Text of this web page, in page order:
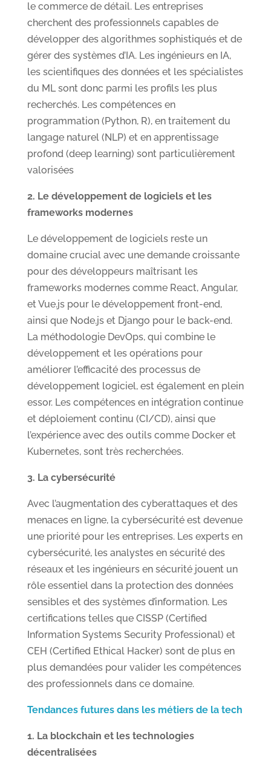
le commerce de détail. Les entreprises
cherchent des professionnels capables de
développer des algorithmes sophistiqués et de
gérer des systèmes d’IA. Les ingénieurs en IA,
les scientifiques des données et les spécialistes
du ML sont donc parmi les profils les plus
recherchés. Les compétences en
programmation (Python, R), en traitement du
langage naturel (NLP) et en apprentissage
profond (deep learning) sont particulièrement
valorisées
2. Le développement de logiciels et les
frameworks modernes
Le développement de logiciels reste un
domaine crucial avec une demande croissante
pour des développeurs maîtrisant les
frameworks modernes comme React, Angular,
et Vue.js pour le développement front-end,
ainsi que Node.js et Django pour le back-end.
La méthodologie DevOps, qui combine le
développement et les opérations pour
améliorer l’efficacité des processus de
développement logiciel, est également en plein
essor. Les compétences en intégration continue
et déploiement continu (CI/CD), ainsi que
l’expérience avec des outils comme Docker et
Kubernetes, sont très recherchées.
3. La cybersécurité
Avec l’augmentation des cyberattaques et des
menaces en ligne, la cybersécurité est devenue
une priorité pour les entreprises. Les experts en
cybersécurité, les analystes en sécurité des
réseaux et les ingénieurs en sécurité jouent un
rôle essentiel dans la protection des données
sensibles et des systèmes d’information. Les
certifications telles que CISSP (Certified
Information Systems Security Professional) et
CEH (Certified Ethical Hacker) sont de plus en
plus demandées pour valider les compétences
des professionnels dans ce domaine.
Tendances futures dans les métiers de la tech
1. La blockchain et les technologies
décentralisées